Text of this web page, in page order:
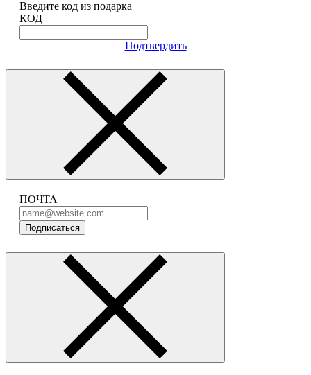
Введите код из подарка
КОД
Подтвердить
ПОЧТА
Подписаться